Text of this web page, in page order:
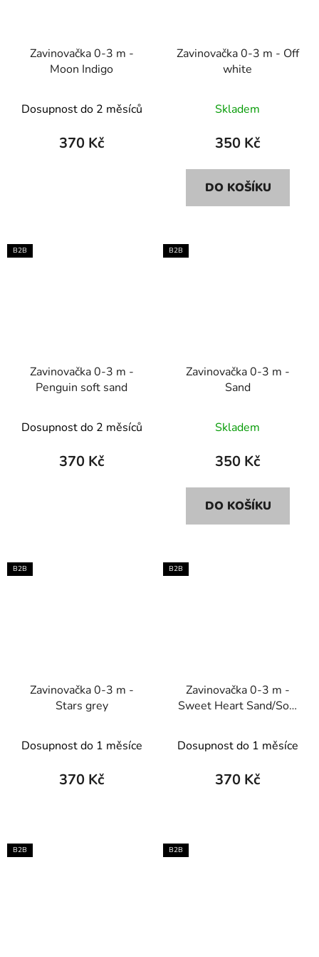
Zavinovačka 0-3 m -
Moon Indigo
Dosupnost do 2 měsíců
370 Kč
Zavinovačka 0-3 m - Off
white
Skladem
350 Kč
DO KOŠÍKU
B2B
Zavinovačka 0-3 m -
Penguin soft sand
Dosupnost do 2 měsíců
370 Kč
B2B
Zavinovačka 0-3 m -
Sand
Skladem
350 Kč
DO KOŠÍKU
B2B
Zavinovačka 0-3 m -
Stars grey
Dosupnost do 1 měsíce
370 Kč
B2B
Zavinovačka 0-3 m -
Sweet Heart Sand/Soft
Dosupnost do 1 měsíce
370 Kč
B2B B2B